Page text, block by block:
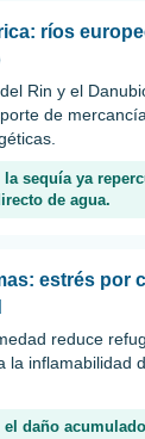
ríos
Rin y el
de
sequía ya
de agua.
estrés por
reduce
la inflamabilidad
daño